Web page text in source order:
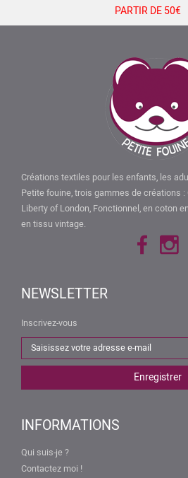
PARTIR DE 50€
Créations textiles pour les enfants, les
Petite fouine, trois gammes de créations
Liberty of London, Fonctionnel, en coton
en tissu vintage.
NEWSLETTER
Inscrivez-vous
INFORMATIONS
Qui suis-je ?
Contactez moi !